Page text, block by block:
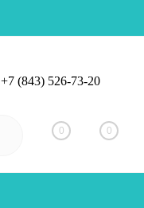
Вход
+7 (843) 526-73-20
0 0